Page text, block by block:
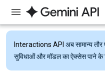
Interactions API अब सामान्य
सुविधाओं और मॉडल का ऐक्सेस पाने के